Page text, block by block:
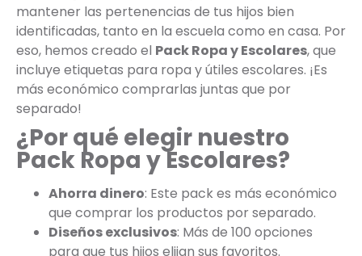
mantener las pertenencias de tus hijos bien
identificadas, tanto en la escuela como en casa. Por
eso, hemos creado el Pack Ropa y Escolares, que
incluye etiquetas para ropa y útiles escolares. ¡Es
más económico comprarlas juntas que por
separado!
¿Por qué elegir nuestro
Pack Ropa y Escolares?
Ahorra dinero: Este pack es más económico
que comprar los productos por separado.
Diseños exclusivos: Más de 100 opciones
para que tus hijos elijan sus favoritos.